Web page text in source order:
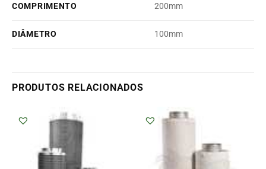
COMPRIMENTO 200mm
DIÂMETRO 100mm
PRODUTOS RELACIONADOS